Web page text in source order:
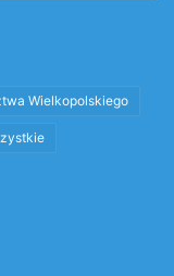
Wielkopolskiego